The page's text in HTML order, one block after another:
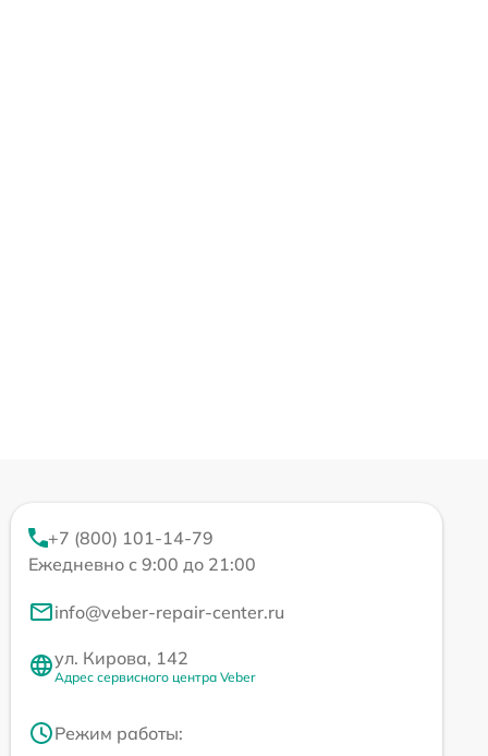
+7 (800) 101-14-79
Ежедневно с 9:00 до 21:00
info@veber-repair-center.ru
ул. Кирова, 142
Адрес сервисного центра Veber
Режим работы: